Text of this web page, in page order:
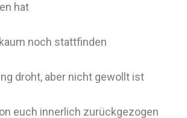
hat
noch stattfinden
droht, aber nicht gewollt ist
euch innerlich zurückgezogen